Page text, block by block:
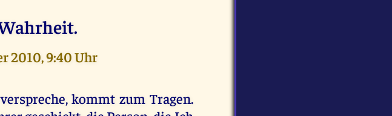
2010, 9:40 Uhr
kommt zum Tragen.